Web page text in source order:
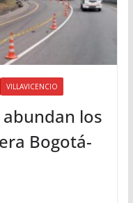
VILLAVICENCIO
abundan los
Bogotá-